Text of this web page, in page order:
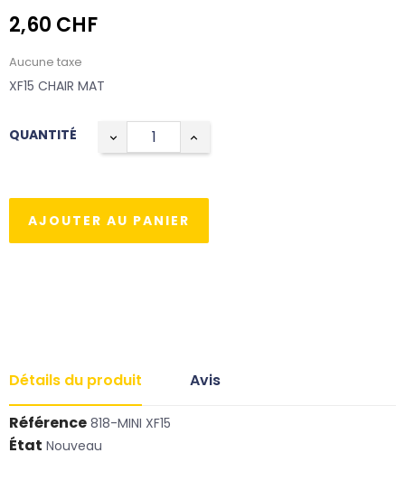
2,60 CHF
Aucune taxe
XF15 CHAIR MAT
QUANTITÉ
AJOUTER AU PANIER
Détails du produit Avis
Référence 818-MINI XF15
État Nouveau